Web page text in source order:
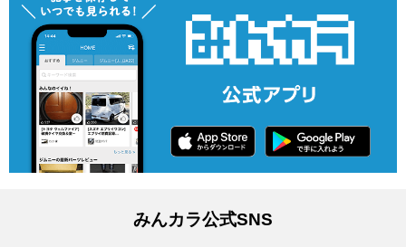
みんカラ公式SNS